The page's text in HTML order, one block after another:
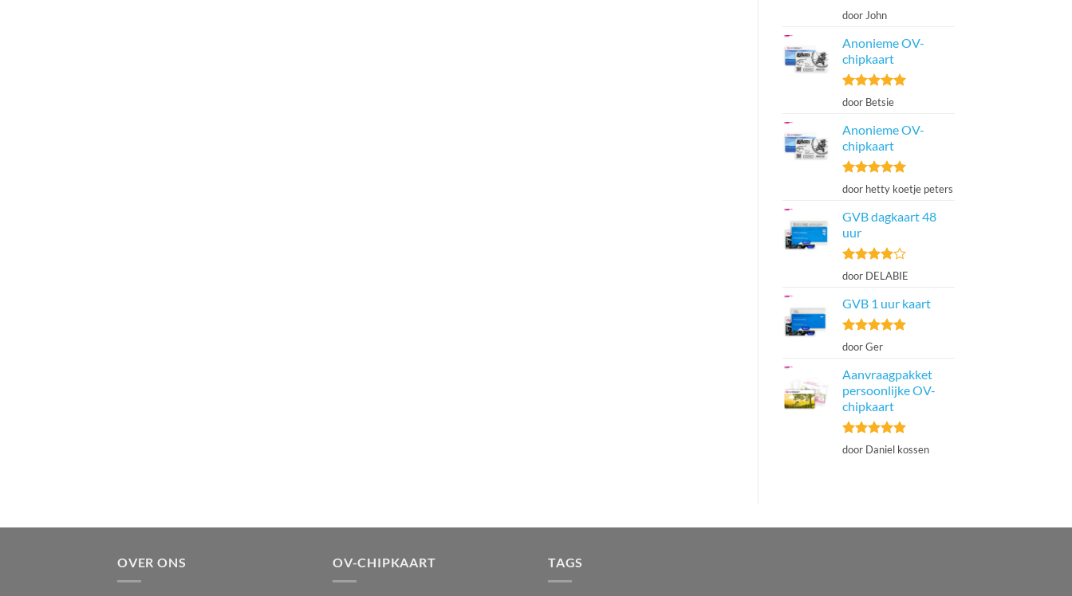
Gewaardeerd
door John
Anonieme OV-
chipkaart
Gewaardeerd
door Betsie
Anonieme OV-
chipkaart
Gewaardeerd
door hetty koetje peters
GVB dagkaart 48
uur
Gewaardeerd
door DELABIE
GVB 1 uur kaart
Gewaardeerd
door Ger
Aanvraagpakket
persoonlijke OV-
chipkaart
Gewaardeerd
door Daniel kossen
OVER ONS OV-CHIPKAART TAGS